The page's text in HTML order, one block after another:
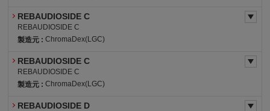
REBAUDIOSIDE C
REBAUDIOSIDE C
製造元 :ChromaDex(LGC)
REBAUDIOSIDE C
REBAUDIOSIDE C
製造元 :ChromaDex(LGC)
REBAUDIOSIDE D